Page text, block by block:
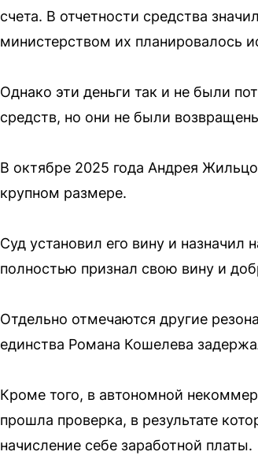
счета. В отчетности средства
министерством их планировалось
Однако эти деньги так и не были
средств, но они не были
В октябре 2025 года Андрея
крупном размере.
Суд установил его вину и
полностью признал свою вину и
Отдельно отмечаются другие
единства Романа Кошелева
Кроме того, в автономной
прошла проверка, в результате
начисление себе заработной платы.